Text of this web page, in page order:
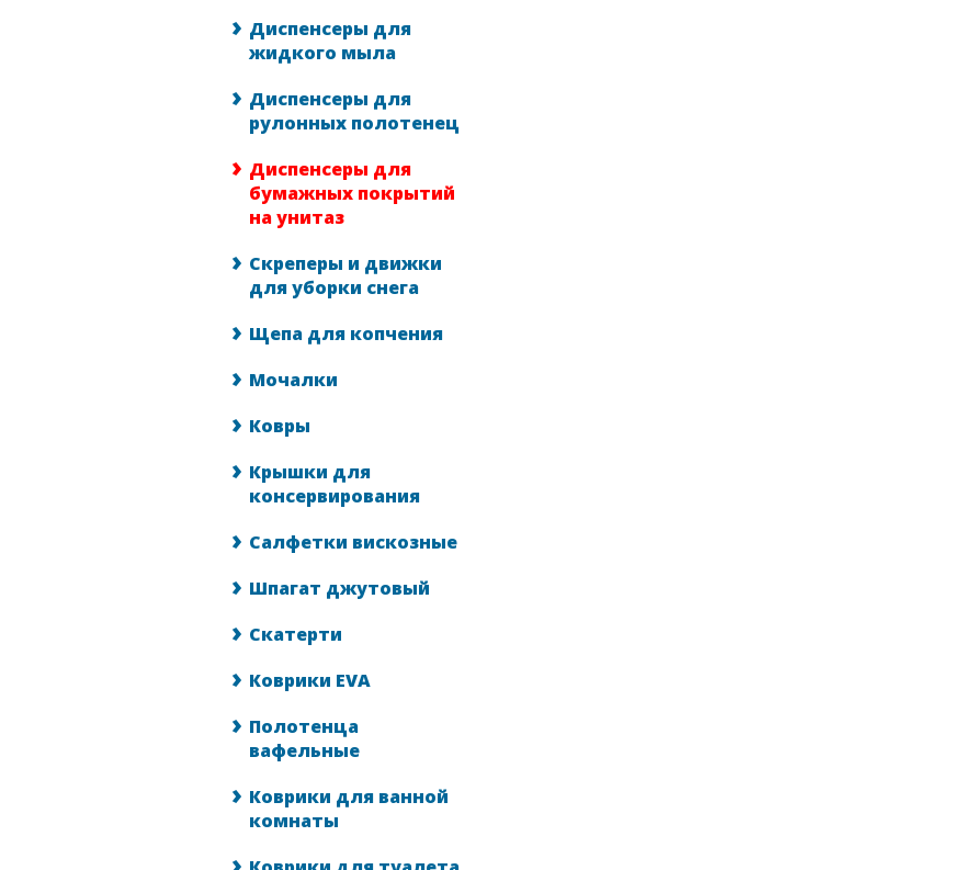
Диспенсеры для
жидкого мыла
Диспенсеры для
рулонных полотенец
Диспенсеры для
бумажных покрытий
на унитаз
Скреперы и движки
для уборки снега
Щепа для копчения
Мочалки
Ковры
Крышки для
консервирования
Салфетки вискозные
Шпагат джутовый
Скатерти
Коврики EVA
Полотенца
вафельные
Коврики для ванной
комнаты